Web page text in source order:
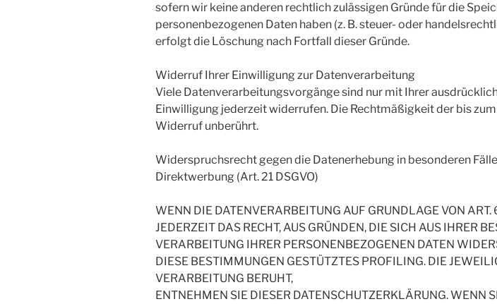
sofern wir keine anderen rechtlich zulässigen Gründe für die
personenbezogenen Daten haben (z. B. steuer- oder
erfolgt die Löschung nach Fortfall dieser Gründe.
Widerruf Ihrer Einwilligung zur Datenverarbeitung
Viele Datenverarbeitungsvorgänge sind nur mit Ihrer
Einwilligung jederzeit widerrufen. Die Rechtmäßigkeit der bis
Widerruf unberührt.
Widerspruchsrecht gegen die Datenerhebung in besonderen
Direktwerbung (Art. 21 DSGVO)
WENN DIE DATENVERARBEITUNG AUF GRUNDLAGE VON ART.
JEDERZEIT DAS RECHT, AUS GRÜNDEN, DIE SICH AUS IHRER
VERARBEITUNG IHRER PERSONENBEZOGENEN DATEN
DIESE BESTIMMUNGEN GESTÜTZTES PROFILING. DIE
VERARBEITUNG BERUHT,
ENTNEHMEN SIE DIESER DATENSCHUTZERKLÄRUNG. WENN